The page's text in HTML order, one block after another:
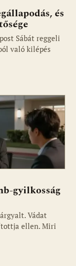
és
Sábát reggeli
való kilépés
gyilkosság
Vádat
ellen. Miri